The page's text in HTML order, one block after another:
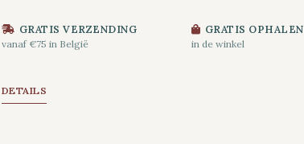
GRATIS VERZENDING
vanaf €75 in België
GRATIS OPHALEN
in de winkel
DETAILS